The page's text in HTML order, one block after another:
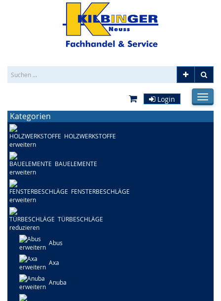
fehlend
fehlend
Login
Kategorien
HOLZWERKSTOFFE
BAUELEMENTE
FENSTERBESCHLÄGE
TÜRBESCHLÄGE
Abus
Axa
Anuba